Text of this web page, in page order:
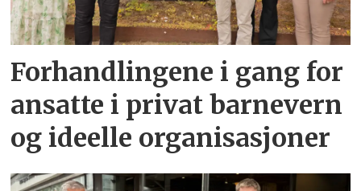
Forhandlingene i gang for
ansatte i privat barnevern
og ideelle organisasjoner